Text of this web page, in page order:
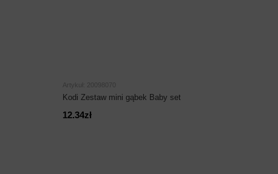
Artykuł: 20098070
Kodi Zestaw mini gąbek Baby set
12.34zł